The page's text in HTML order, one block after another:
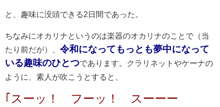
と、趣味に没頭できる2日間であった。
ちなみにオカリナというのは楽器のオカリナのことで（当
たり前だが）、 令和になってもっとも夢中になって
いる趣味のひとつであります。クラリネットやケーナの
ように、素人が吹こうとすると、
｢スーッ！ フーッ！ スーーー